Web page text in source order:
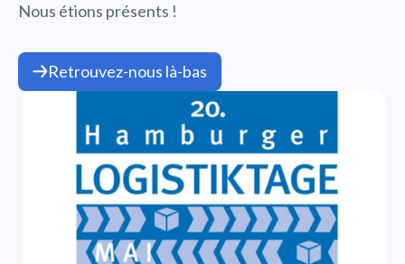
Nous étions présents !
Retrouvez-nous là-bas